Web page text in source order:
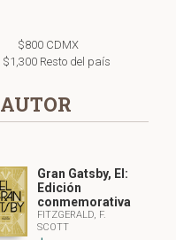
$800 CDMX
$1,300 Resto del país
Gran Gatsby, El:
Edición
conmemorativa
FITZGERALD, F.
SCOTT